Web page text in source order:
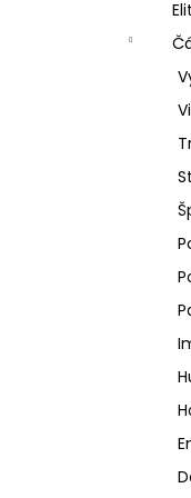
329 Kč